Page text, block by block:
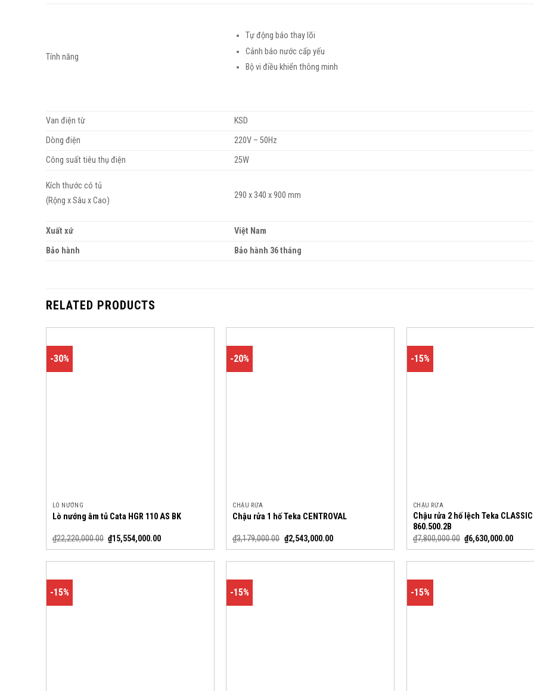
Tính năng
Tự động báo thay lõi
Cảnh báo nước cấp yếu
Bộ vi điều khiển thông minh
Van điện từ
KSD
Dòng điện
220V – 50Hz
Công suất tiêu thụ điện
25W
Kích thước có tủ
(Rộng x Sâu x Cao)
290 x 340 x 900 mm
Xuất xứ
Việt Nam
Bảo hành
Bảo hành 36 tháng
RELATED PRODUCTS
-30%
LÒ NƯỚNG
Lò nướng âm tủ Cata HGR 110 AS BK
₫22,220,000.00 ₫15,554,000.00
-20%
CHẬU RỬA
Chậu rửa 1 hố Teka CENTROVAL
₫3,179,000.00 ₫2,543,000.00
-15%
CHẬU RỬA
Chậu rửa 2 hố lệch Teka CLASSIC
860.500.2B
₫7,800,000.00 ₫6,630,000.00
-15% -15% -15%